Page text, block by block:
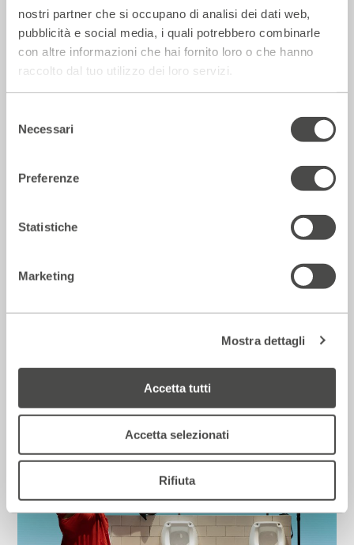
nostri partner che si occupano di analisi dei dati web,
pubblicità e social media, i quali potrebbero combinarle
con altre informazioni che hai fornito loro o che hanno
raccolto dal tuo utilizzo dei loro servizi.
delNecessari
Preferenze
Statistiche
Marketing
Mostra dettagli
Accetta tutti
Accetta selezionati
Rifiuta
La Repubblica – In scena gli eroi di
strada secondo Raffaele Viviani
14 Luglio 2026
Rassegna Stampa
Corriere della sera – Io, tra Ferragni e
12 Luglio 2026